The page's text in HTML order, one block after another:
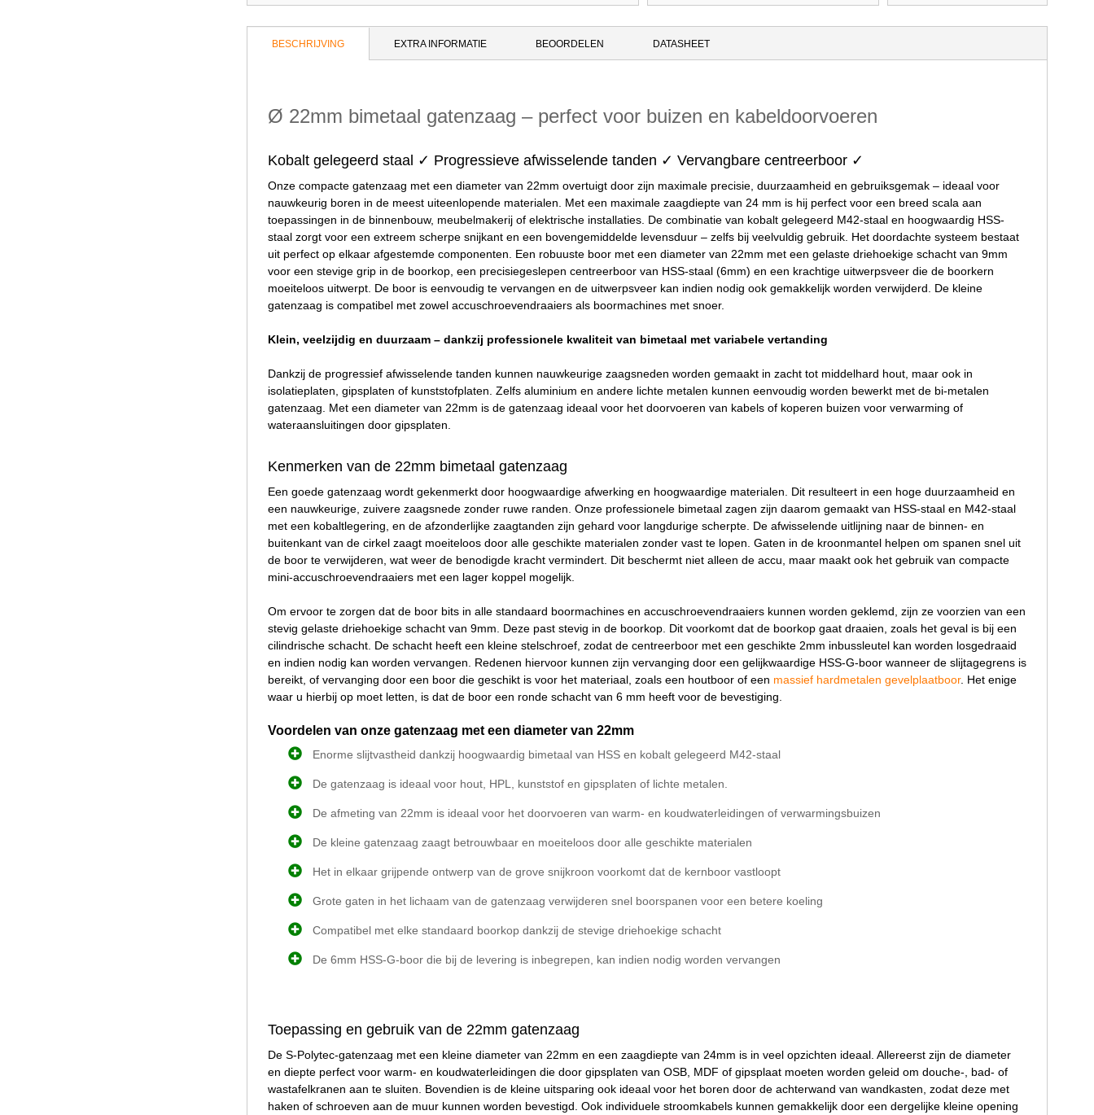
BESCHRIJVING EXTRA INFORMATIE BEOORDELEN DATASHEET
Ø 22mm bimetaal gatenzaag – perfect voor buizen en kabeldoorvoeren
Kobalt gelegeerd staal ✓ Progressieve afwisselende tanden ✓ Vervangbare centreerboor ✓
Onze compacte gatenzaag met een diameter van 22mm overtuigt door zijn maximale precisie, duurzaamheid en gebruiksgemak – ideaal voor
nauwkeurig boren in de meest uiteenlopende materialen. Met een maximale zaagdiepte van 24 mm is hij perfect voor een breed scala aan
toepassingen in de binnenbouw, meubelmakerij of elektrische installaties. De combinatie van kobalt gelegeerd M42-staal en hoogwaardig HSS-
staal zorgt voor een extreem scherpe snijkant en een bovengemiddelde levensduur – zelfs bij veelvuldig gebruik. Het doordachte systeem bestaat
uit perfect op elkaar afgestemde componenten. Een robuuste boor met een diameter van 22mm met een gelaste driehoekige schacht van 9mm
voor een stevige grip in de boorkop, een precisiegeslepen centreerboor van HSS-staal (6mm) en een krachtige uitwerpsveer die de boorkern
moeiteloos uitwerpt. De boor is eenvoudig te vervangen en de uitwerpsveer kan indien nodig ook gemakkelijk worden verwijderd. De kleine
gatenzaag is compatibel met zowel accuschroevendraaiers als boormachines met snoer.
Klein, veelzijdig en duurzaam – dankzij professionele kwaliteit van bimetaal met variabele vertanding
Dankzij de progressief afwisselende tanden kunnen nauwkeurige zaagsneden worden gemaakt in zacht tot middelhard hout, maar ook in
isolatieplaten, gipsplaten of kunststofplaten. Zelfs aluminium en andere lichte metalen kunnen eenvoudig worden bewerkt met de bi-metalen
gatenzaag. Met een diameter van 22mm is de gatenzaag ideaal voor het doorvoeren van kabels of koperen buizen voor verwarming of
wateraansluitingen door gipsplaten.
Kenmerken van de 22mm bimetaal gatenzaag
Een goede gatenzaag wordt gekenmerkt door hoogwaardige afwerking en hoogwaardige materialen. Dit resulteert in een hoge duurzaamheid en
een nauwkeurige, zuivere zaagsnede zonder ruwe randen. Onze professionele bimetaal zagen zijn daarom gemaakt van HSS-staal en M42-staal
met een kobaltlegering, en de afzonderlijke zaagtanden zijn gehard voor langdurige scherpte. De afwisselende uitlijning naar de binnen- en
buitenkant van de cirkel zaagt moeiteloos door alle geschikte materialen zonder vast te lopen. Gaten in de kroonmantel helpen om spanen snel uit
de boor te verwijderen, wat weer de benodigde kracht vermindert. Dit beschermt niet alleen de accu, maar maakt ook het gebruik van compacte
mini-accuschroevendraaiers met een lager koppel mogelijk.
Om ervoor te zorgen dat de boor bits in alle standaard boormachines en accuschroevendraaiers kunnen worden geklemd, zijn ze voorzien van een
stevig gelaste driehoekige schacht van 9mm. Deze past stevig in de boorkop. Dit voorkomt dat de boorkop gaat draaien, zoals het geval is bij een
cilindrische schacht. De schacht heeft een kleine stelschroef, zodat de centreerboor met een geschikte 2mm inbussleutel kan worden losgedraaid
en indien nodig kan worden vervangen. Redenen hiervoor kunnen zijn vervanging door een gelijkwaardige HSS-G-boor wanneer de slijtagegrens is
bereikt, of vervanging door een boor die geschikt is voor het materiaal, zoals een houtboor of een massief hardmetalen gevelplaatboor. Het enige
waar u hierbij op moet letten, is dat de boor een ronde schacht van 6 mm heeft voor de bevestiging.
Voordelen van onze gatenzaag met een diameter van 22mm
Enorme slijtvastheid dankzij hoogwaardig bimetaal van HSS en kobalt gelegeerd M42-staal
De gatenzaag is ideaal voor hout, HPL, kunststof en gipsplaten of lichte metalen.
De afmeting van 22mm is ideaal voor het doorvoeren van warm- en koudwaterleidingen of verwarmingsbuizen
De kleine gatenzaag zaagt betrouwbaar en moeiteloos door alle geschikte materialen
Het in elkaar grijpende ontwerp van de grove snijkroon voorkomt dat de kernboor vastloopt
Grote gaten in het lichaam van de gatenzaag verwijderen snel boorspanen voor een betere koeling
Compatibel met elke standaard boorkop dankzij de stevige driehoekige schacht
De 6mm HSS-G-boor die bij de levering is inbegrepen, kan indien nodig worden vervangen
Toepassing en gebruik van de 22mm gatenzaag
De S-Polytec-gatenzaag met een kleine diameter van 22mm en een zaagdiepte van 24mm is in veel opzichten ideaal. Allereerst zijn de diameter
en diepte perfect voor warm- en koudwaterleidingen die door gipsplaten van OSB, MDF of gipsplaat moeten worden geleid om douche-, bad- of
wastafelkranen aan te sluiten. Bovendien is de kleine uitsparing ook ideaal voor het boren door de achterwand van wandkasten, zodat deze met
haken of schroeven aan de muur kunnen worden bevestigd. Ook individuele stroomkabels kunnen gemakkelijk door een dergelijke kleine opening